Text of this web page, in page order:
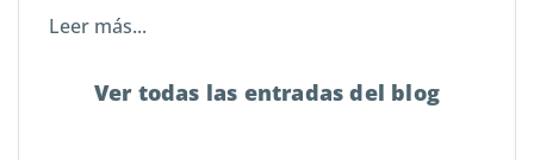
Leer más...
Ver todas las entradas del blog